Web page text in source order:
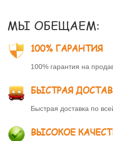
МЫ ОБЕЩАЕМ:
100% ГАРАНТИЯ
100% гарантия на
БЫСТРАЯ
Быстрая доставка по
ВЫСОКОЕ